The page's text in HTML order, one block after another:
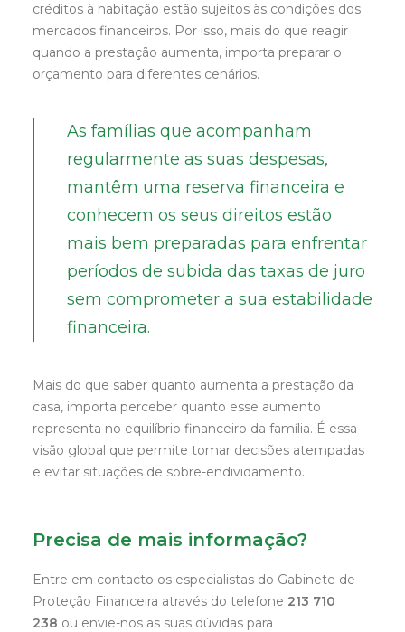
créditos à habitação estão sujeitos às condições dos
mercados financeiros. Por isso, mais do que reagir
quando a prestação aumenta, importa preparar o
orçamento para diferentes cenários.
As famílias que acompanham
regularmente as suas despesas,
mantêm uma reserva financeira e
conhecem os seus direitos estão
mais bem preparadas para enfrentar
períodos de subida das taxas de juro
sem comprometer a sua estabilidade
financeira.
Mais do que saber quanto aumenta a prestação da
casa, importa perceber quanto esse aumento
representa no equilíbrio financeiro da família. É essa
visão global que permite tomar decisões atempadas
e evitar situações de sobre-endividamento.
Precisa de mais informação?
Entre em contacto os especialistas do Gabinete de
Proteção Financeira através do telefone 213 710
238 ou envie-nos as suas dúvidas para